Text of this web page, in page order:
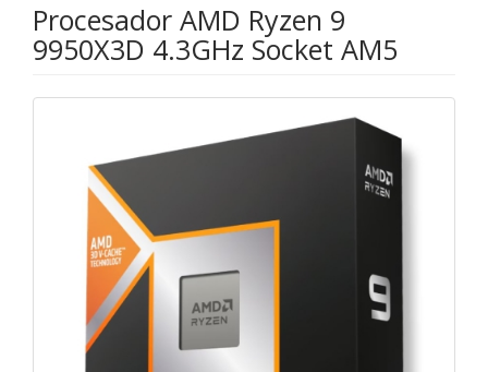
Procesador AMD Ryzen 9
9950X3D 4.3GHz Socket AM5